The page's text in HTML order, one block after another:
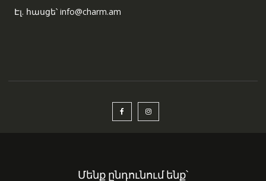
Էլ. հասցե՝ info@charm.am
Մենք ընդունում ենք՝